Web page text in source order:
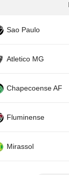
Sao Paulo
Atletico MG
Chapecoense AF
Fluminense
Mirassol